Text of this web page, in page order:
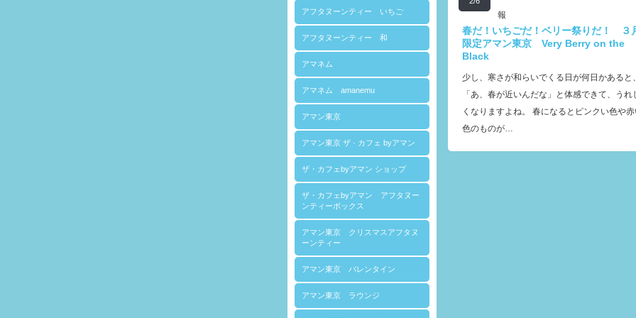
アフタヌーンティー いちご
アフタヌーンティー 和
アマネム
アマネム amanemu
アマン東京
アマン東京 ザ · カフェ byアマン
ザ・カフェbyアマン ショップ
ザ・カフェbyアマン アフタヌー
ンティーボックス
アマン東京 クリスマスアフタヌ
ーンティー
アマン東京 バレンタイン
アマン東京 ラウンジ
報
春だ！いちごだ！ベリー祭りだ！ ３
限定アマン東京 Very Berry on the
Black
少し、寒さが和らいでくる日が何日かあると、
「あ、春が近いんだな」と体感できて、うれ
くなりますよね。 春になるとピンクい色や
色のものが…